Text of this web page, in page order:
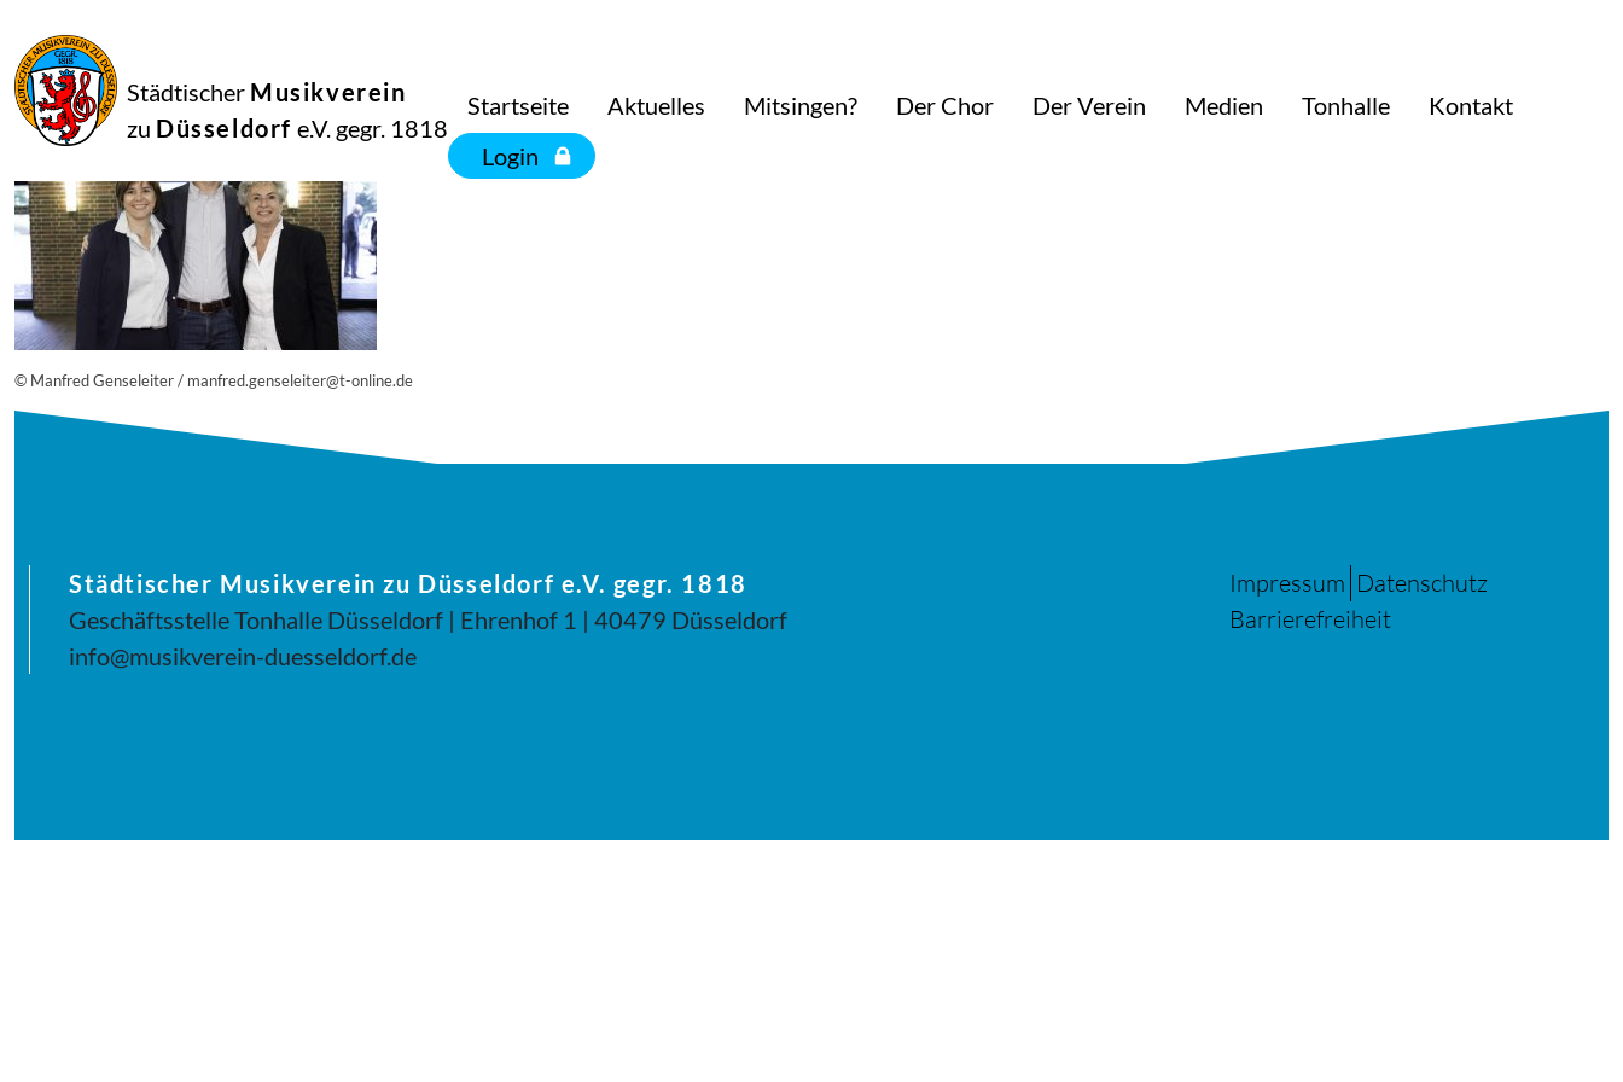
Städtischer Musikverein
zu Düsseldorf e.V. gegr. 1818
Startseite Aktuelles Mitsingen? Der Chor Der Verein Medien Tonhalle
Kontakt
Login
2019
Netkotec
20180908_musik_vereint_38_1628_diesner-1100×733
© Manfred Genseleiter / manfred.genseleiter@t-online.de
Städtischer Musikverein zu Düsseldorf e.V. gegr. 1818
Geschäftsstelle Tonhalle Düsseldorf | Ehrenhof 1 | 40479 Düsseldorf
info@musikverein-duesseldorf.de
Impressum Datenschutz
Barrierefreiheit